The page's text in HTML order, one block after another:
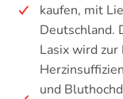
kaufen, mit
Deutschland.
Lasix wird zur
und